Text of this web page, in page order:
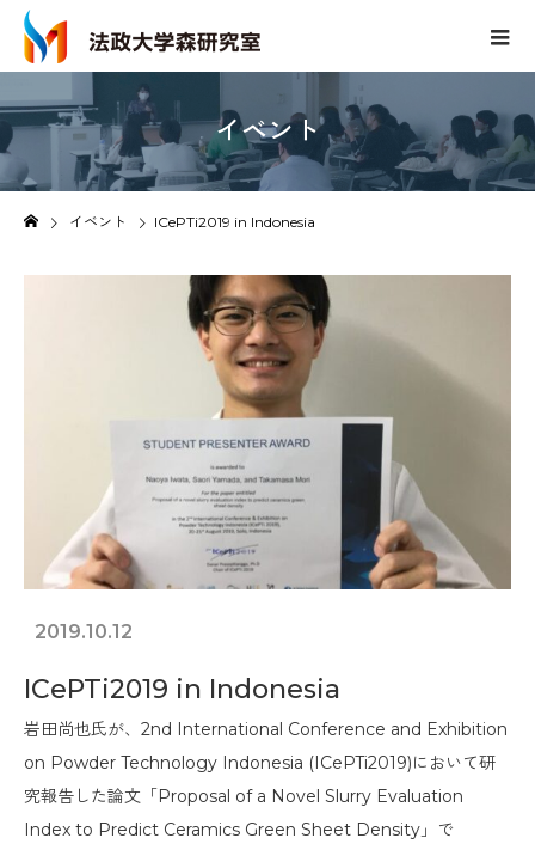
イベント
イベント ICePTi2019 in Indonesia
2019.10.12
ICePTi2019 in Indonesia
岩田尚也氏が、2nd International Conference and Exhibition
on Powder Technology Indonesia (ICePTi2019)において研
究報告した論文「Proposal of a Novel Slurry Evaluation
Index to Predict Ceramics Green Sheet Density」で